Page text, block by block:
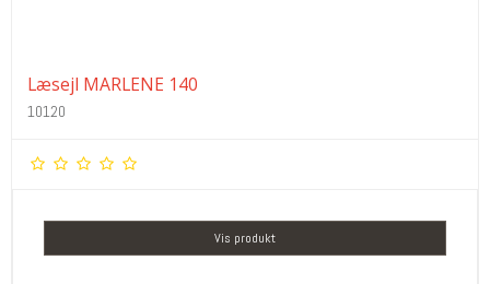
Læsejl MARLENE 140
10120
Vis produkt